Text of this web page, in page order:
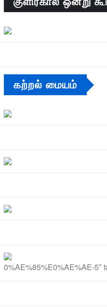
கற்றல் மையம்
0%AE%85%E0%AE%AE-5″